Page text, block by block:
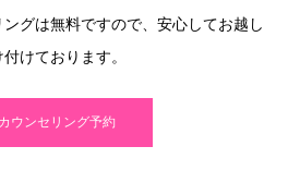
グは無料ですので、安心してお越し
けております。
ウンセリング予約